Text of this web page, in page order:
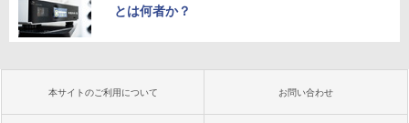
とは何者か？
本サイトのご利用について お問い合わせ